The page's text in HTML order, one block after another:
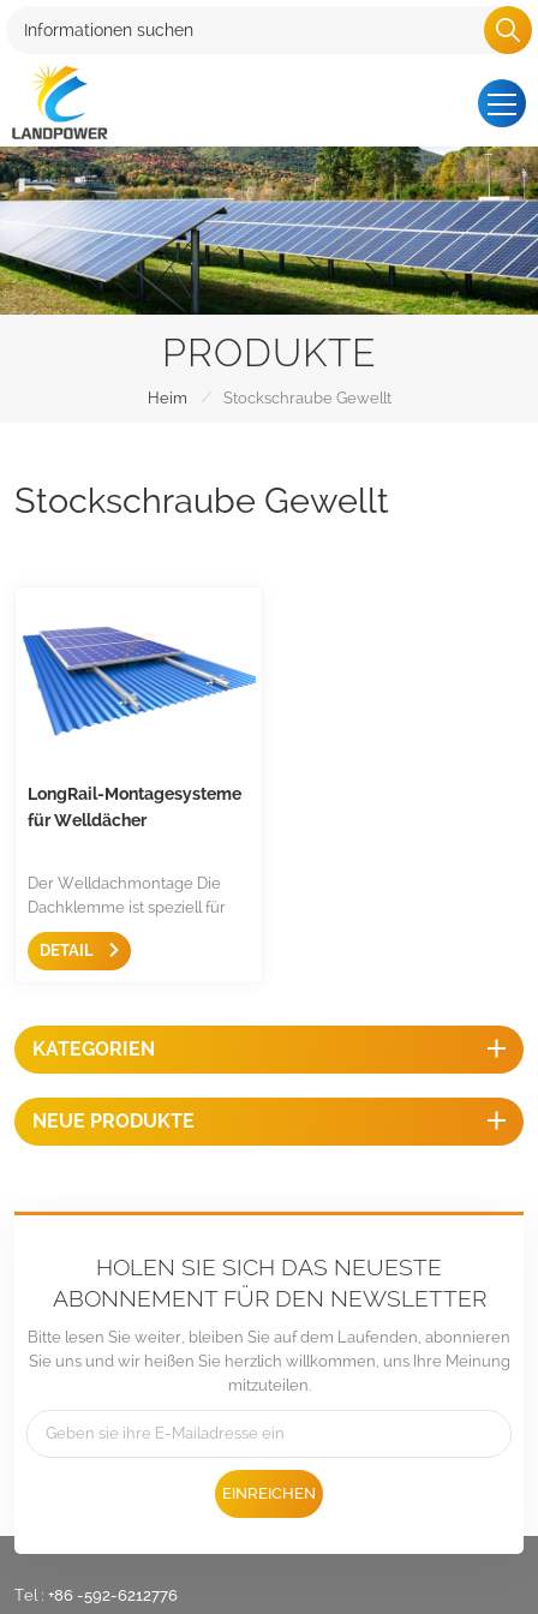
PRODUKTE
Heim / Stockschraube Gewellt
Stockschraube Gewellt
LongRail-Montagesysteme
für Welldächer
Der Welldachmontage Die
Dachklemme ist speziell für
Wellblechdächer konzipiert
und wird mit einer langen
Metalldachkonstruktion für
Wellblechdächer.
DETAIL
KATEGORIEN
NEUE PRODUKTE
HOLEN SIE SICH DAS NEUESTE
ABONNEMENT FÜR DEN NEWSLETTER
Bitte lesen Sie weiter, bleiben Sie auf dem Laufenden, abonnieren
Sie uns und wir heißen Sie herzlich willkommen, uns Ihre Meinung
mitzuteilen.
EINREICHEN
Tel : +86 -592-6212776